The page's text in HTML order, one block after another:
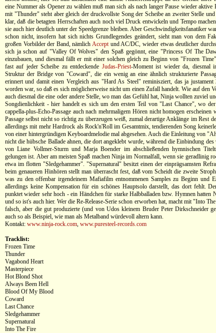
eine Nummer als Opener zu wählen muß man sich als nach langer Pause wieder aktive
mit "Thunder" steht aber gleich der druckvollste Song der Scheibe an zweiter Stelle
klar, daß die betagten Herrschaften auch noch viel Druck entwickeln und Tempo
sie auch hier deutlich unter der Speedgrenze bleiben. Aber Geschwindigkeitsfanatiker
schon nicht, insofern hat sich nichts Grundlegendes geändert, sieht man von dem
großen Vorbilder der Band, nämlichAcceptund AC/DC, wieder etwas deutlicher
sich ja schon auf "Valley Of Wolves" den Spaß gegönnt, eine "Princess Of The
einzubauen, und diesmal fällt er mit einer solchen gleich zu Beginn von "Frozen
fast auf jeder Scheibe zu entdeckende Judas-Priest-Moment ist wieder da, diesmal
Struktur der Bridge von "Coward", die ein wenig an eine ähnlich strukturierte
erinnert und damit einen Vergleich aus "Hard As Steel" reminisziert, das ja justament
worden war, so daß es sich möglicherweise nicht um einen Zufall handelt. Wie auf den
auch diesmal die eine oder andere Stelle, wo man das Gefühl hat, Ninja wollten zuviel
Songdienlichkeit - hier handelt es sich um den ersten Teil von "Last Chance", wo
cappella-plus-Echo-Passage auch nach mehrmaligem Hören nicht homogen erscheinen
Passage selbst nicht so richtig zu überzeugen weiß, zumal derartige Anklänge im Rest
allerdings mit mehr Hardrock als Rock'n'Roll im Gesamtmix, tendierenden Song
von einer hintergründigen Keyboardmelodie mal abgesehen. Auch die Einleitung von
nicht die hübsche Ballade ahnen, die dort angeklebt wurde, während die Einbindung des
von Liane Vollmer-Sturm und Marja Boender im abschließenden hymnischen
gelungen ist. Aber am meisten Spaß machen Ninja im Normalfall, wenn sie geradlinig
etwa im flotten "Sledgehammer". "Supernatural" besitzt einen der einprägsamsten
beim genaueren Hinhören stellt man überrascht fest, daß vom Scheidt die zweite
was zu den offenbar irgendeinem Mafiafilm entnommenen Samples zu Beginn und
allerdings keine Kompensation für ein schönes Hauptsolo darstellt, das dort fehlt.
punktet wieder sehr hoch - ein Händchen für starke Halbballaden bzw. Hymnen hatten
und so ist's auch hier. Wer die Re-Release-Serie schon erworben hat, macht mit "Into
falsch, aber die gut produzierte (und von Udos kleinem Bruder Peter Dirkschneider
auch so als Beispiel, wie man als Metalband würdevoll altern kann.
Kontakt: www.ninja-rock.com, www.puresteel-records.com
Tracklist:
Frozen Time
Thunder
Vagabond Heart
Masterpiece
Hot Blond Shot
Always Been Hell
Blood Of My Blood
Coward
Last Chance
Sledgehammer
Supernatural
Into The Fire